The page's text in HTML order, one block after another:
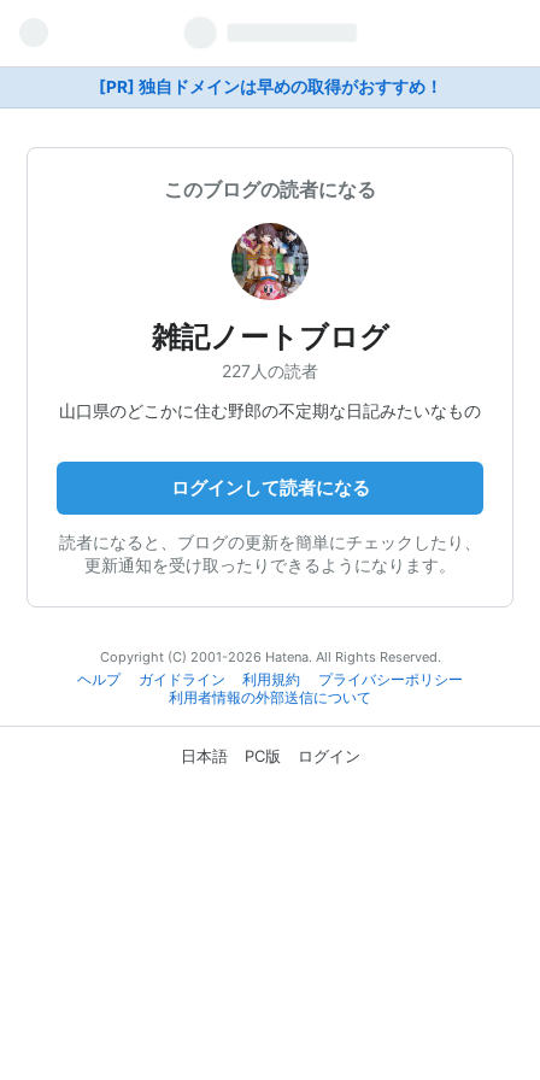
[PR] 独自ドメインは早めの取得がおすすめ！
このブログの読者になる
雑記ノートブログ
227人の読者
山口県のどこかに住む野郎の不定期な日記みたいなもの
ログインして読者になる
読者になると、ブログの更新を簡単にチェックしたり、
更新通知を受け取ったりできるようになります。
Copyright (C) 2001-2026 Hatena. All Rights Reserved.
ヘルプ
ガイドライン 利用規約
プライバシーポリシー
利用者情報の外部送信について
日本語 PC版 ログイン